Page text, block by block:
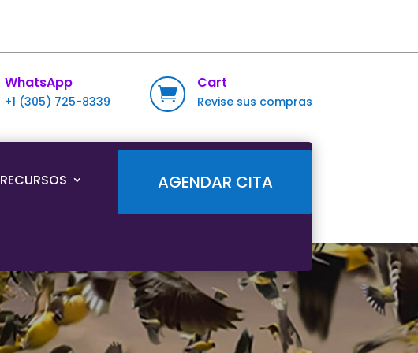
WhatsApp
+1 (305) 725-8339 
Cart
Revise sus compras
RECURSOS AGENDAR CITA